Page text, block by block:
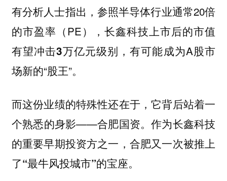
有分析人士指出，参照半导体行业通常20倍
的市盈率（PE），长鑫科技上市后的市值
有望冲击3万亿元级别 ，有可能成为A股市
场新的“股王”。
而这份业绩的特殊性还在于，它背后站着一
个熟悉的身影——合肥国资。作为长鑫科技
的重要早期投资方之一，合肥又一次被推上
了“最牛风投城市”的宝座。